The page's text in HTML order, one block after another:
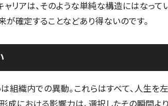
ャリアは、そのような単純な構造にはなっ
が確定することなどあり得ないのです。
組織内での異動。これらはすべて、人生を
成における影響力は、選択したその瞬間より